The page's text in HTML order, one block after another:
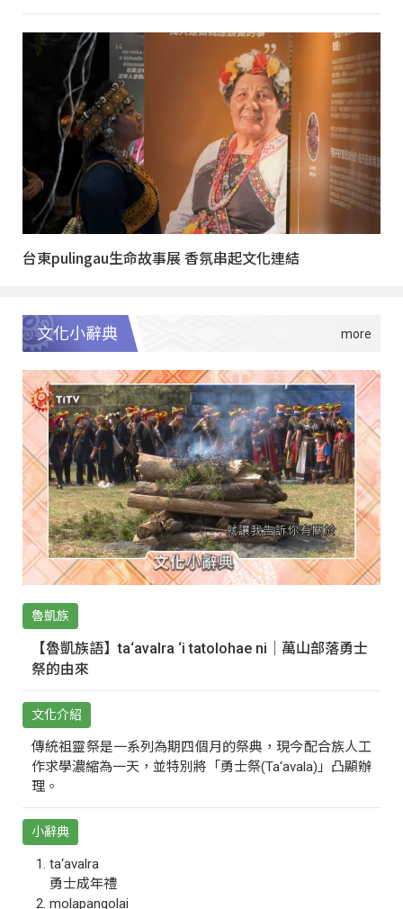
台東pulingau生命故事展 香氛串起文化連結
文化小辭典
魯凱族
【魯凱族語】ta‘avalra ‘i tatolohae ni｜萬山部落勇士
祭的由來
文化介紹
傳統祖靈祭是一系列為期四個月的祭典，現今配合族人工
作求學濃縮為一天，並特別將「勇士祭(Ta‘avala)」凸顯辦
理。
小辭典
ta‘avalra
勇士成年禮
molapangolai